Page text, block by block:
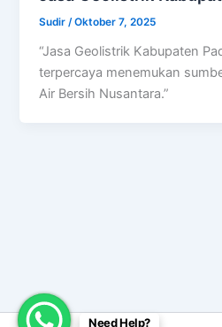
Sudir /Oktober 7, 2025
“Jasa Geolistrik Kabupaten
terpercaya menemukan
Air Bersih Nusantara.”
Need Help?